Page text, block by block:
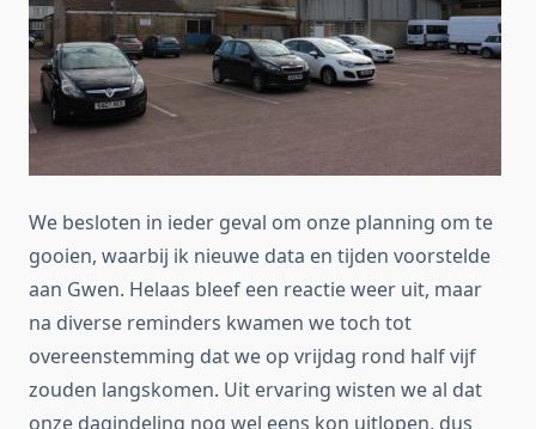
We besloten in ieder geval om onze planning om te
gooien, waarbij ik nieuwe data en tijden voorstelde
aan Gwen. Helaas bleef een reactie weer uit, maar
na diverse reminders kwamen we toch tot
overeenstemming dat we op vrijdag rond half vijf
zouden langskomen. Uit ervaring wisten we al dat
onze dagindeling nog wel eens kon uitlopen, dus